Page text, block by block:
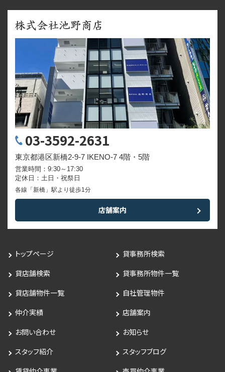
03-3592-2631
東京都港区新橋2-9-7 IKENO-7 4階・5階
営業時間：9:30～17:30
定休日：土日・祝祭日
各線「新橋」駅より徒歩1分
店舗案内
トップページ
貸事務所検索
貸店舗検索
貸事務所物件一覧
貸店舗物件一覧
自社管理物件
仲介実績
店舗案内
お問い合わせ
お知らせ
スタッフ紹介
スタッフブログ